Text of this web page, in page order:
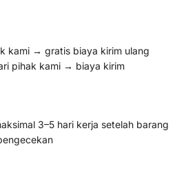
kami → gratis biaya kirim ulang
pihak kami → biaya kirim
3–5 hari kerja setelah barang